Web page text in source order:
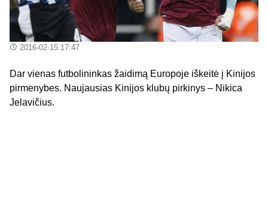
2016-02-15 17:47
Dar vienas futbolininkas žaidimą Europoje iškeitė į Kinijos
pirmenybes. Naujausias Kinijos klubų pirkinys – Nikica
Jelavičius.